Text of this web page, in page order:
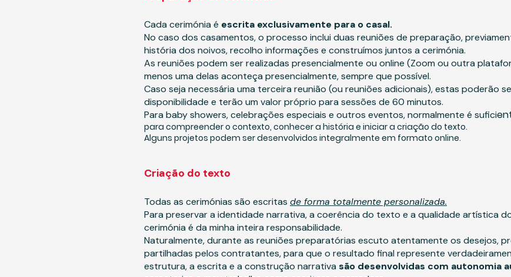
Cada cerimónia é escrita exclusivamente para o casal.
No caso dos casamentos, o processo inclui duas reuniões de preparação,
história dos noivos, recolho informações e construímos juntos a cerimónia.
As reuniões podem ser realizadas presencialmente ou online (Zoom ou outra
menos uma delas aconteça presencialmente, sempre que possível.
Caso seja necessária uma terceira reunião (ou reuniões adicionais), estas poderão
disponibilidade e terão um valor próprio para sessões de 60 minutos.
Para baby showers, celebrações especiais e outros eventos, normalmente é sufici
para compreender o contexto, conhecer a história e iniciar a criação do texto.
Alguns projetos podem ser desenvolvidos integralmente em formato online.
Criação do texto
Todas as cerimónias são escritas de forma totalmente personalizada.
Para preservar a identidade narrativa, a coerência do texto e a qualidade artística
cerimónia é da minha inteira responsabilidade.
Naturalmente, durante as reuniões preparatórias escuto atentamente os desejos,
partilhadas pelos contratantes, para que o resultado final represente
estrutura, a escrita e a construção narrativa são desenvolvidas com autonomia